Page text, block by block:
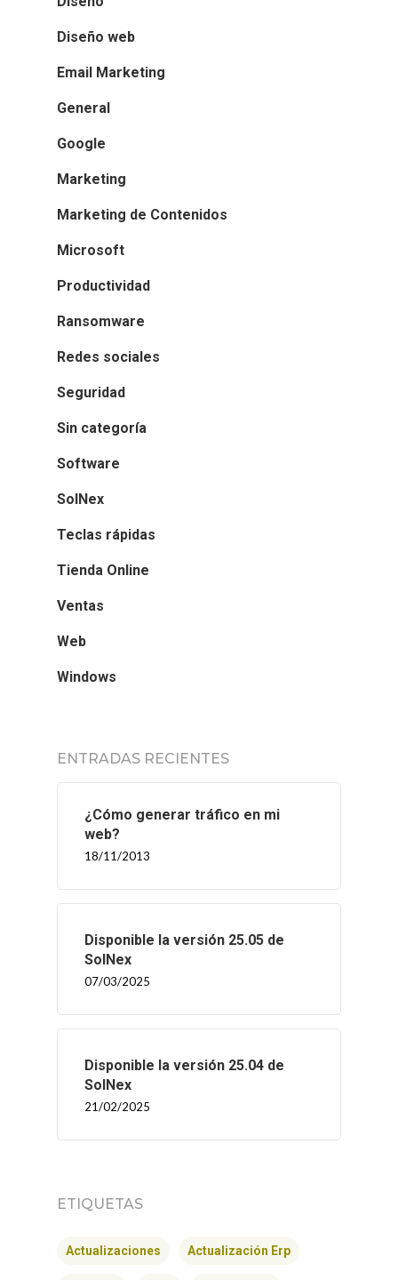
Diseño web
Email Marketing
General
Google
Marketing
Marketing de Contenidos
Microsoft
Productividad
Ransomware
Redes sociales
Seguridad
Sin categoría
Software
SolNex
Teclas rápidas
Tienda Online
Ventas
Web
Windows
ENTRADAS RECIENTES
¿Cómo generar tráfico en mi
web?
18/11/2013
Disponible la versión 25.05 de
SolNex
07/03/2025
Disponible la versión 25.04 de
SolNex
21/02/2025
ETIQUETAS
Actualizaciones Actualización Erp